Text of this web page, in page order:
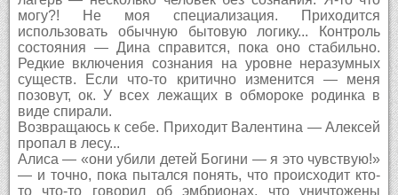
могу?! Не моя специализация. Приходится
использовать обычную бытовую логику... Контроль
состояния — Дина справится, пока оно стабильно.
Редкие включения сознания на уровне неразумных
существ. Если что-то критично изменится — меня
позовут, ок. У всех лежащих в обмороке родинка в
виде спирали.
Возвращаюсь к себе. Приходит Валентина — Алексей
пропал в лесу...
Алиса — «они убили детей Богини — я это чувствую!»
— и точно, пока пытался понять, что происходит кто-
то что-то говорил об эмбрионах, что уничтожены